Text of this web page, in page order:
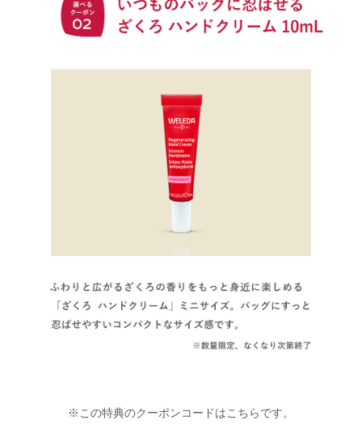
※この特典のクーポンコードはこちらです。